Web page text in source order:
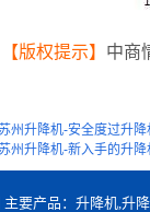
【版权提示】 中商
苏州升降机-安全度过升降
苏州升降机-新入手的升降
要产品：升降机,升